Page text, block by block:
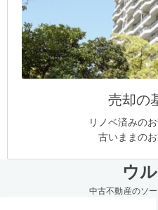
売却の
リノベ済みの
古いままの
ウ
中古不動産のソ